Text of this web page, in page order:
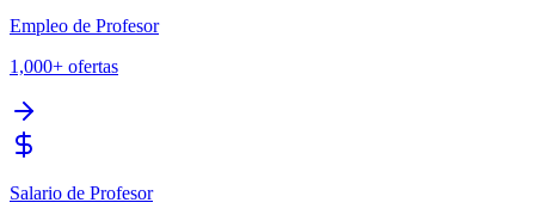
Empleo de Profesor
1,000+ ofertas
Salario de Profesor